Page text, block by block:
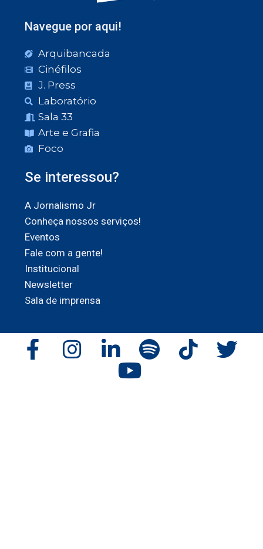
Navegue por aqui!
Arquibancada
Cinéfilos
J. Press
Laboratório
Sala 33
Arte e Grafia
Foco
Se interessou?
A Jornalismo Jr
Conheça nossos serviços!
Eventos
Fale com a gente!
Institucional
Newsletter
Sala de imprensa